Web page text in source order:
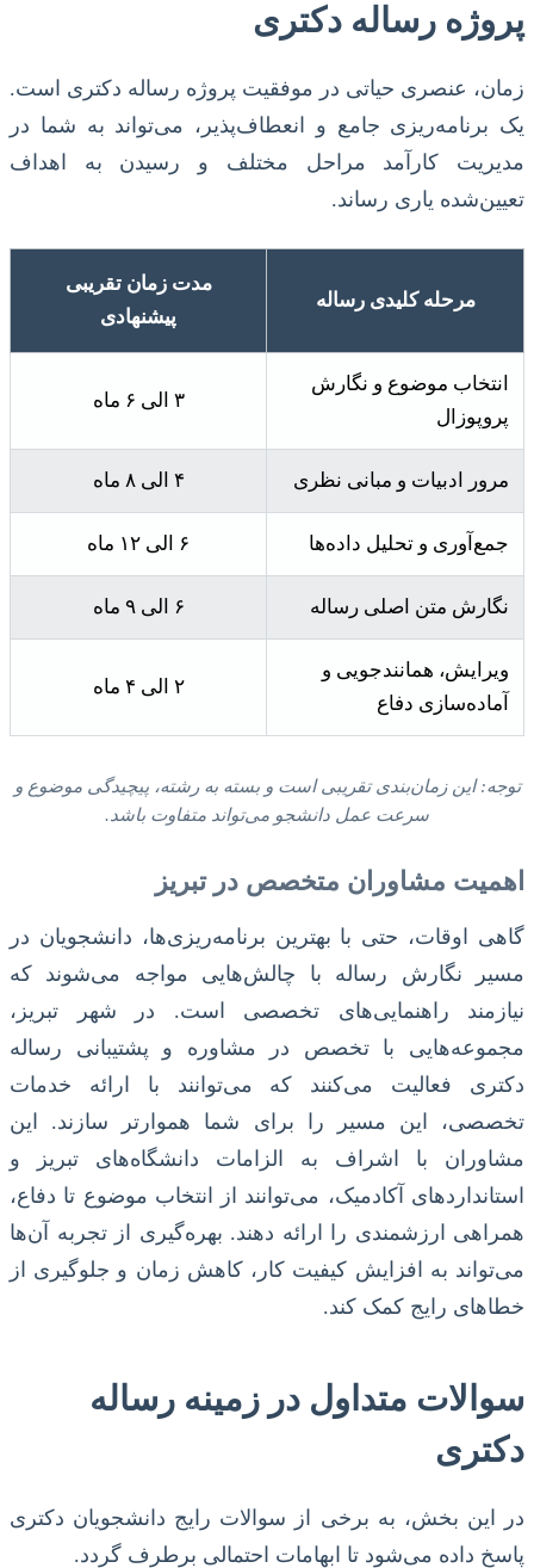
پروژه رساله دکتری
زمان، عنصری حیاتی در موفقیت پروژه رساله دکتری است.
یک برنامه‌ریزی جامع و انعطاف‌پذیر، می‌تواند به شما در
مدیریت کارآمد مراحل مختلف و رسیدن به اهداف
تعیین‌شده یاری رساند.
مرحله کلیدی رساله
مدت زمان تقریبی
پیشنهادی
انتخاب موضوع و نگارش
پروپوزال
۳ الی ۶ ماه
مرور ادبیات و مبانی نظری ۴ الی ۸ ماه
جمع‌آوری و تحلیل داده‌ها ۶ الی ۱۲ ماه
نگارش متن اصلی رساله ۶ الی ۹ ماه
ویرایش، همانندجویی و
آماده‌سازی دفاع
۲ الی ۴ ماه
توجه: این زمان‌بندی تقریبی است و بسته به رشته، پیچیدگی موضوع و
سرعت عمل دانشجو می‌تواند متفاوت باشد.
اهمیت مشاوران متخصص در تبریز
گاهی اوقات، حتی با بهترین برنامه‌ریزی‌ها، دانشجویان در
مسیر نگارش رساله با چالش‌هایی مواجه می‌شوند که
نیازمند راهنمایی‌های تخصصی است. در شهر تبریز،
مجموعه‌هایی با تخصص در مشاوره و پشتیبانی رساله
دکتری فعالیت می‌کنند که می‌توانند با ارائه خدمات
تخصصی، این مسیر را برای شما هموارتر سازند. این
مشاوران با اشراف به الزامات دانشگاه‌های تبریز و
استانداردهای آکادمیک، می‌توانند از انتخاب موضوع تا دفاع،
همراهی ارزشمندی را ارائه دهند. بهره‌گیری از تجربه آن‌ها
می‌تواند به افزایش کیفیت کار، کاهش زمان و جلوگیری از
خطاهای رایج کمک کند.
سوالات متداول در زمینه رساله
دکتری
در این بخش، به برخی از سوالات رایج دانشجویان دکتری
پاسخ داده می‌شود تا ابهامات احتمالی برطرف گردد.